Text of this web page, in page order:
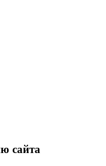
сайта